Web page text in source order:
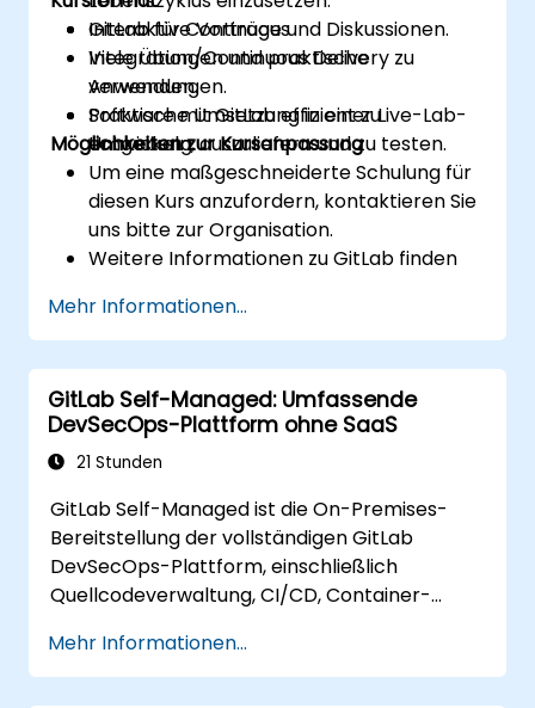
GitLab für Continuous
Integration/Continuous Delivery zu
verwenden.
Software mit GitLab effizient zu
entwickeln, auszuliefern und zu testen.
Interaktive Vorträge und Diskussionen.
Viele Übungen und praktische
Anwendungen.
Praktische Umsetzung in einer Live-Lab-
Umgebung.
Möglichkeiten zur Kursanpassung
Um eine maßgeschneiderte Schulung für
diesen Kurs anzufordern, kontaktieren Sie
uns bitte zur Organisation.
Weitere Informationen zu GitLab finden
Mehr Informationen...
GitLab Self-Managed: Umfassende
DevSecOps-Plattform ohne SaaS
21 Stunden
GitLab Self-Managed ist die On-Premises-
Bereitstellung der vollständigen GitLab
DevSecOps-Plattform, einschließlich
Quellcodeverwaltung, CI/CD, Container-
Überwachung. Es gilt als Goldstandard für
Organisationen, die den vollen
Mehr Informationen...